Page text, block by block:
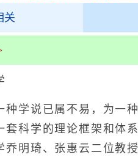
关
学说已属不易，为一种
套科学的理论框架和体系
乔明琦、张惠云二位教授